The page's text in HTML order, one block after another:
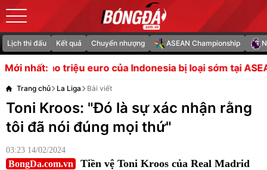
Lịch thi đấu Kết quả Chuyển nhượng ASEAN Championship
Mới nhất:
Indonesia bị loại sớm tại ASEAN Cup HLV
Trang chủ La Liga Bài viết
Toni Kroos: "Đó là sự xác nhận rằng
tôi đã nói đúng mọi thứ"
03:23 14/02/2024
BongDa.com.vn
Tiền vệ Toni Kroos của Real Madrid